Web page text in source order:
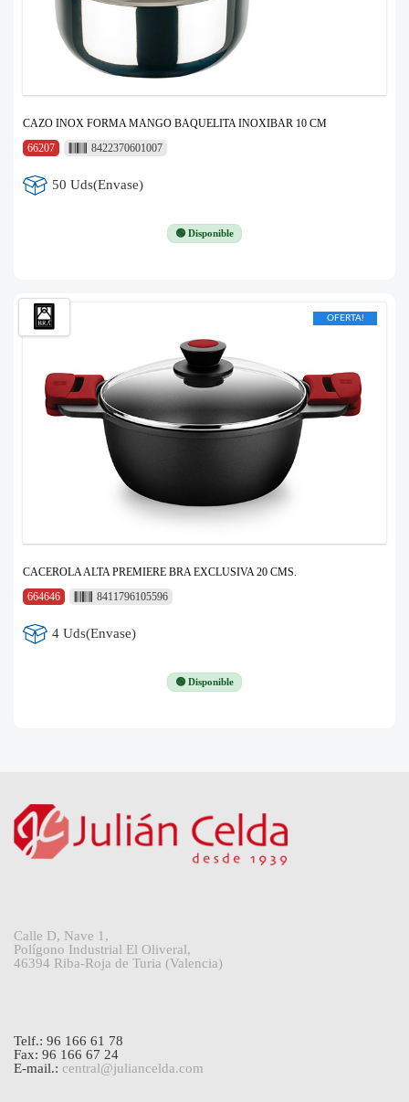
CAZO INOX FORMA MANGO BAQUELITA INOXIBAR 10 CM
66207
8422370601007
50 Uds(Envase)
🟢 Disponible
OFERTA!
CACEROLA ALTA PREMIERE BRA EXCLUSIVA 20 CMS.
664646
8411796105596
4 Uds(Envase)
🟢 Disponible
Calle D, Nave 1,
Polígono Industrial El Oliveral,
46394 Riba-Roja de Turia (Valencia)
Telf.: 96 166 61 78
Fax: 96 166 67 24
E-mail.: central@juliancelda.com